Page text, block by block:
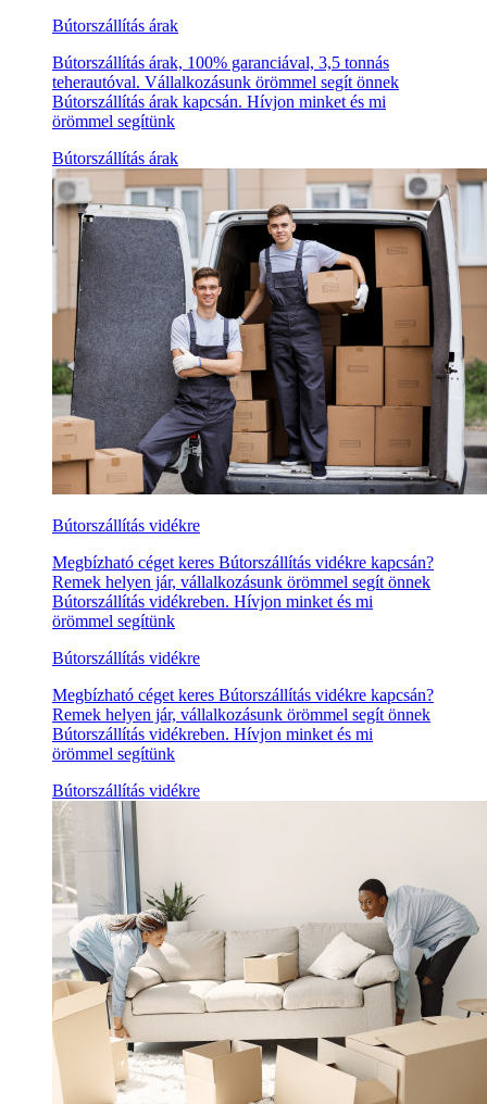
Bútorszállítás árak
Bútorszállítás árak, 100% garanciával, 3,5 tonnás
teherautóval. Vállalkozásunk örömmel segít önnek
Bútorszállítás árak kapcsán. Hívjon minket és mi
örömmel segítünk
Bútorszállítás árak
Bútorszállítás vidékre
Megbízható céget keres Bútorszállítás vidékre kapcsán?
Remek helyen jár, vállalkozásunk örömmel segít önnek
Bútorszállítás vidékreben. Hívjon minket és mi
örömmel segítünk
Bútorszállítás vidékre
Megbízható céget keres Bútorszállítás vidékre kapcsán?
Remek helyen jár, vállalkozásunk örömmel segít önnek
Bútorszállítás vidékreben. Hívjon minket és mi
örömmel segítünk
Bútorszállítás vidékre